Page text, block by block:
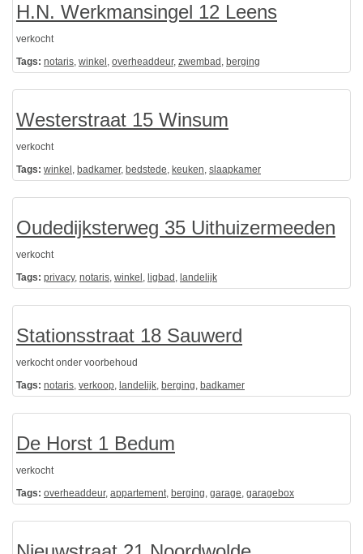
H.N. Werkmansingel 12 Leens
verkocht
Tags: notaris, winkel , overheaddeur, zwembad , berging
Westerstraat 15 Winsum
verkocht
Tags: winkel , badkamer, bedstede, keuken, slaapkamer
Oudedijksterweg 35 Uithuizermeeden
verkocht
Tags: privacy, notaris, winkel , ligbad , landelijk
Stationsstraat 18 Sauwerd
verkocht onder voorbehoud
Tags: notaris, verkoop, landelijk, berging, badkamer
De Horst 1 Bedum
verkocht
Tags: overheaddeur, appartement, berging, garage, garagebox